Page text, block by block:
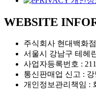
WEBSITE
주식회사 현대백화
서울시 강남구 테헤
사업자등록번호 :
통신판매업 신고 : 강
개인정보관리책임 :